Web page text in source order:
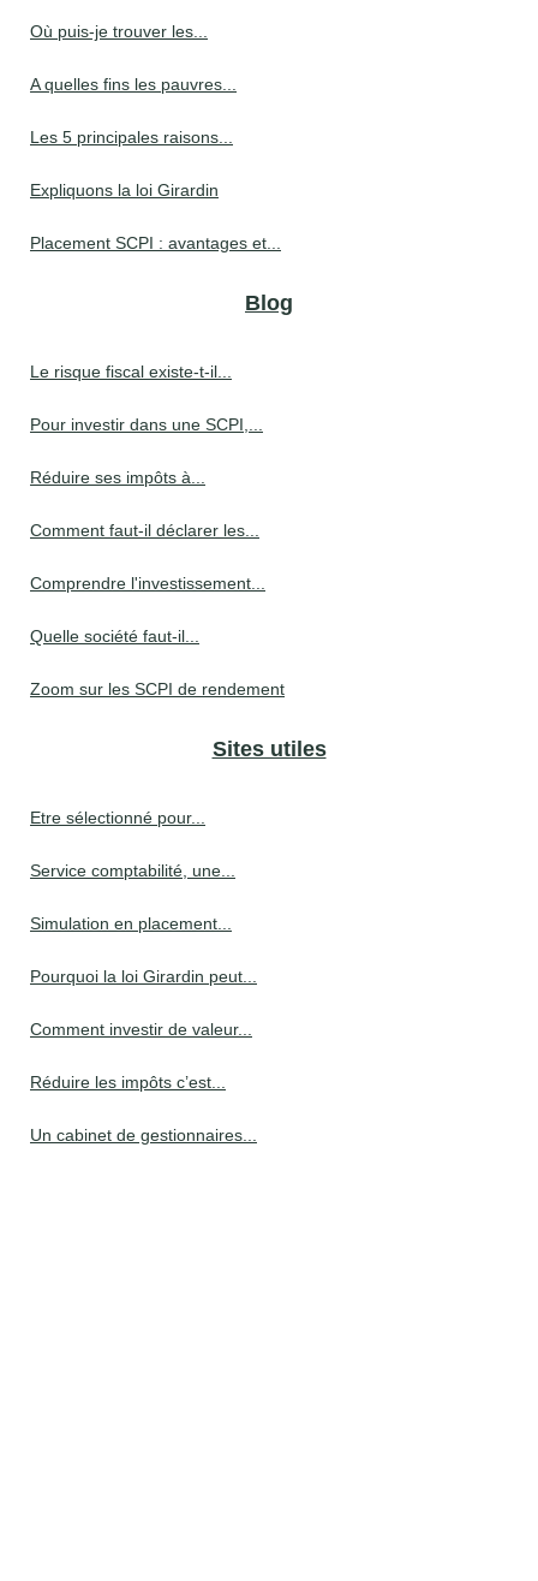
Où puis-je trouver les...
A quelles fins les pauvres...
Les 5 principales raisons...
Expliquons la loi Girardin
Placement SCPI : avantages et...
Blog
Le risque fiscal existe-t-il...
Pour investir dans une SCPI,...
Réduire ses impôts à...
Comment faut-il déclarer les...
Comprendre l'investissement...
Quelle société faut-il...
Zoom sur les SCPI de rendement
Sites utiles
Etre sélectionné pour...
Service comptabilité, une...
Simulation en placement...
Pourquoi la loi Girardin peut...
Comment investir de valeur...
Réduire les impôts c’est...
Un cabinet de gestionnaires...